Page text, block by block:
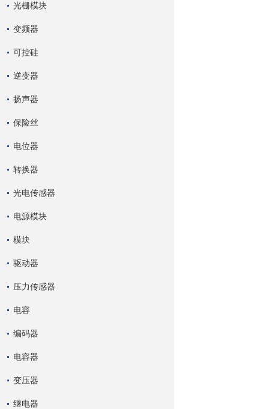
光栅模块
变频器
可控硅
逆变器
扬声器
保险丝
电位器
转换器
光电传感器
电源模块
模块
驱动器
压力传感器
电容
编码器
电容器
变压器
继电器